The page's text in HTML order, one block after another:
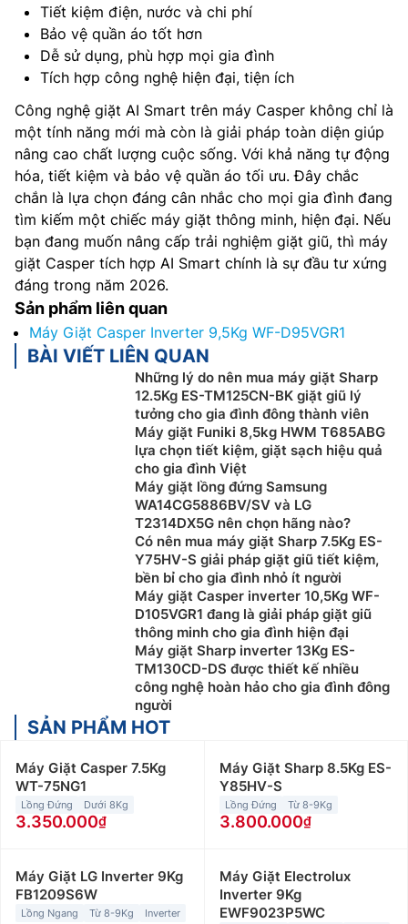
Tiết kiệm điện, nước và chi phí
Bảo vệ quần áo tốt hơn
Dễ sử dụng, phù hợp mọi gia đình
Tích hợp công nghệ hiện đại, tiện ích
Công nghệ giặt AI Smart trên máy Casper không chỉ là
một tính năng mới mà còn là giải pháp toàn diện giúp
nâng cao chất lượng cuộc sống. Với khả năng tự động
hóa, tiết kiệm và bảo vệ quần áo tối ưu. Đây chắc
chắn là lựa chọn đáng cân nhắc cho mọi gia đình đang
tìm kiếm một chiếc máy giặt thông minh, hiện đại. Nếu
bạn đang muốn nâng cấp trải nghiệm giặt giũ, thì máy
giặt Casper tích hợp AI Smart chính là sự đầu tư xứng
đáng trong năm 2026.
Sản phẩm liên quan
Máy Giặt Casper Inverter 9,5Kg WF-D95VGR1
BÀI VIẾT LIÊN QUAN
Những lý do nên mua máy giặt Sharp
12.5Kg ES-TM125CN-BK giặt giũ lý
tưởng cho gia đình đông thành viên
Máy giặt Funiki 8,5kg HWM T685ABG
lựa chọn tiết kiệm, giặt sạch hiệu quả
cho gia đình Việt
Máy giặt lồng đứng Samsung
WA14CG5886BV/SV và LG
T2314DX5G nên chọn hãng nào?
Có nên mua máy giặt Sharp 7.5Kg ES-
Y75HV-S giải pháp giặt giũ tiết kiệm,
bền bỉ cho gia đình nhỏ ít người
Máy giặt Casper inverter 10,5Kg WF-
D105VGR1 đang là giải pháp giặt giũ
thông minh cho gia đình hiện đại
Máy giặt Sharp inverter 13Kg ES-
TM130CD-DS được thiết kế nhiều
công nghệ hoàn hảo cho gia đình đông
người
SẢN PHẨM HOT
Máy Giặt Casper 7.5Kg
WT-75NG1
Lồng Đứng Dưới 8Kg
3.350.000
Máy Giặt Sharp 8.5Kg ES-
Y85HV-S
Lồng Đứng Từ 8-9Kg
3.800.000
Máy Giặt LG Inverter 9Kg
FB1209S6W
Lồng Ngang Từ 8-9Kg Inverter
Máy Giặt Electrolux
Inverter 9Kg
EWF9023P5WC